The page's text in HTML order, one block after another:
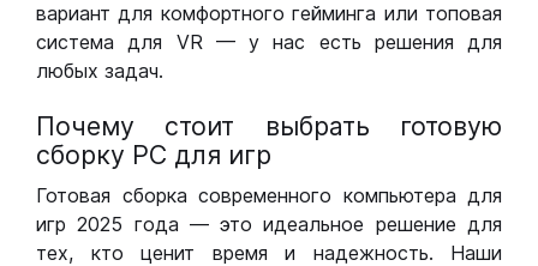
вариант для комфортного гейминга или топовая
система для VR — у нас есть решения для
любых задач.
Почему стоит выбрать готовую
сборку РС для игр
Готовая сборка современного компьютера для
игр 2025 года — это идеальное решение для
тех, кто ценит время и надежность. Наши